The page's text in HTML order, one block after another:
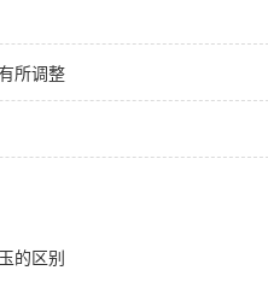
所调整
的区别